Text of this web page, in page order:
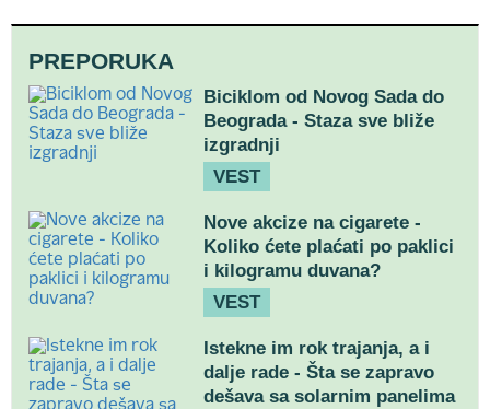
PREPORUKA
Biciklom od Novog Sada do
Beograda - Staza sve bliže
izgradnji
VEST
Nove akcize na cigarete -
Koliko ćete plaćati po paklici
i kilogramu duvana?
VEST
Istekne im rok trajanja, a i
dalje rade - Šta se zapravo
dešava sa solarnim panelima